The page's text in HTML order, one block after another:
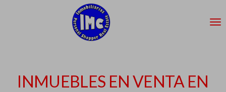
INMUEBLES EN VENTA EN